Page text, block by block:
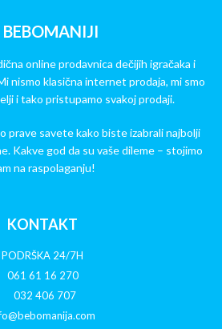
BEBOMANIJI
online prodavnica dečijih igračaka i
nismo klasična internet prodaja, mi smo
i tako pristupamo svakoj prodaji.
prave savete kako biste izabrali najbolji
Kakve god da su vaše dileme – stojimo
na raspolaganju!
KONTAKT
PODRŠKA 24/7H
061 61 16 270
032 406 707